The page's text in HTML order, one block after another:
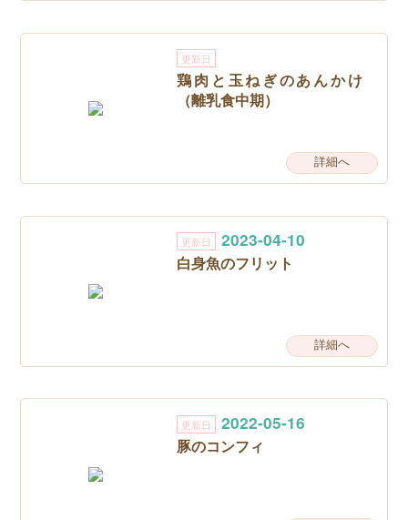
更新日
鶏肉と玉ねぎのあんかけ
（離乳食中期）
詳細へ
更新日 2023-04-10
白身魚のフリット
詳細へ
更新日 2022-05-16
豚のコンフィ